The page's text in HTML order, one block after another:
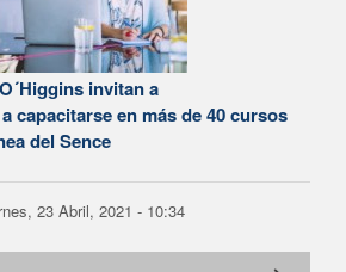
invitan a
capacitarse en más de 40 cursos
del Sence
23 Abril, 2021 - 10:34